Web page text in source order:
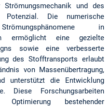
und des
Die numerische
in
ermöglicht eine gezielte
sowie eine verbesserte
des Stofftransports erlaubt
von Massenübertragung,
unterstützt die Entwicklung
Diese Forschungsarbeiten
bestehender